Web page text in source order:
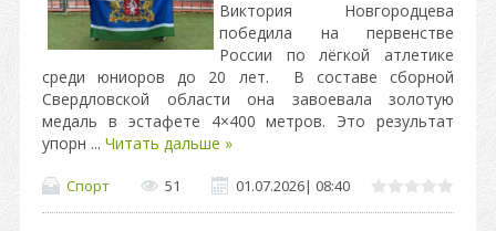
Виктория Новгородцева
победила на первенстве
России по лёгкой атлетике
среди юниоров до 20 лет. В составе сборной
Свердловской области она завоевала золотую
медаль в эстафете 4×400 метров. Это результат
упорн ... Читать дальше »
Спорт 51 01.07.2026| 08:40